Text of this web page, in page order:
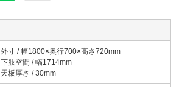
外寸 / 幅1800×奥行700×高さ720mm
下肢空間 / 幅1714mm
天板厚さ / 30mm